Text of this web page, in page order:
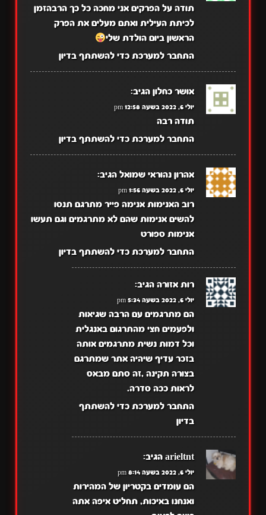
תודה על הפרקים אני מחכה כל כך הרבהזמן
לכיתת העילית ואתם מעלים את הפרק
הראשון ביום הולדת שלי
התחבר למערכת כדי להשתתף בדיון
אושר כחלון הגיב:
יולי 6, 2022 בשעה 12:58 pm
תודה רבה
התחבר למערכת כדי להשתתף בדיון
אהרון נהוראי שמואל הגיב:
יולי 6, 2022 בשעה 1:56 pm
רוב האנימות אנימה פייר מתרגם תנסו
להשים אנימות שהם לא מתרגמים וגם תעשו
אנימות ספורט
התחבר למערכת כדי להשתתף בדיון
רות אזורה הגיב:
יולי 6, 2022 בשעה 5:34 pm
הם מתרגמים עם הרבה שגיאות
ולפעמים חצי מהתרגום באנגלית
וכל דמות נשית מתרגמים אותה
בזכר עדיף שיהיה אתר שמתרגם
בצורה תקינה ,זה סתם מבאס
לראות ככה סדרה.
התחבר למערכת כדי להשתתף
בדיון
arieltnt הגיב:
יולי 6, 2022 בשעה 8:14 pm
הם עומדים בקטריון של המהירות
ואנחנו באיכות, תחליט איפה אתה